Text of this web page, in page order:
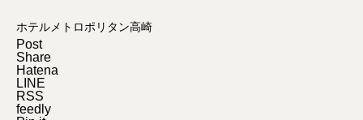
ホテルメトロポリタン高崎
Post
Share
Hatena
LINE
RSS
feedly